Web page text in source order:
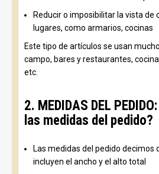
Reducir o imposibilitar la vista de
lugares, como armarios, cocinas
Este tipo de artículos se usan
campo, bares y restaurantes,
etc.
2. MEDIDAS DEL
las medidas del pedido?
Las medidas del pedido decimos
incluyen el ancho y el alto total